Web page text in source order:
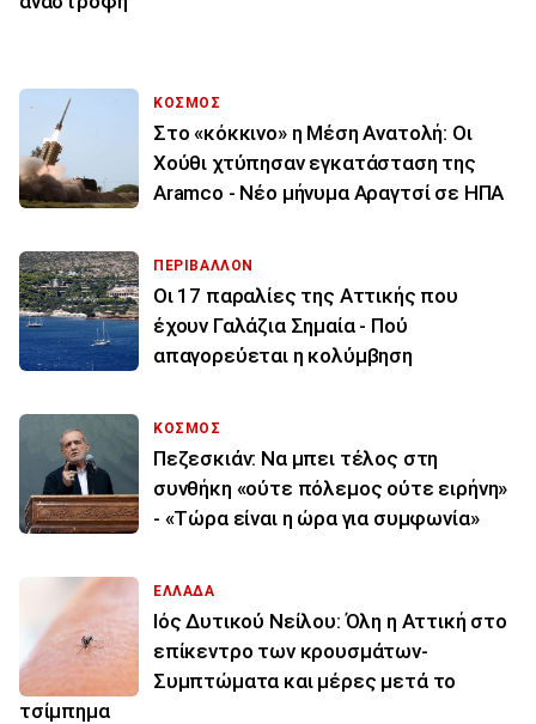
ΚΟΣΜΟΣ
Στο «κόκκινο» η Μέση Ανατολή: Οι
Χούθι χτύπησαν εγκατάσταση της
Aramco - Νέο μήνυμα Αραγτσί σε ΗΠΑ
ΠΕΡΙΒΑΛΛΟΝ
Οι 17 παραλίες της Αττικής που
έχουν Γαλάζια Σημαία - Πού
απαγορεύεται η κολύμβηση
ΚΟΣΜΟΣ
Πεζεσκιάν: Να μπει τέλος στη
συνθήκη «ούτε πόλεμος ούτε ειρήνη»
- «Τώρα είναι η ώρα για συμφωνία»
ΕΛΛΑΔΑ
Ιός Δυτικού Νείλου: Όλη η Αττική στο
επίκεντρο των κρουσμάτων-
Συμπτώματα και μέρες μετά το
τσίμπημα